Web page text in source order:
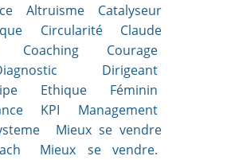
Altruisme Catalyseur
Circularité
Claude
Coaching
Courage
Dirigeant
Ethique
Féminin
KPI
Management
Mieux se vendre
Mieux se vendre.